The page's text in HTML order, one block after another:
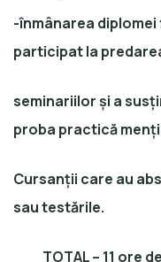
-înmânarea
participat la
seminariilor și a
proba practică
Cursanții care au
sau testările.
TOTAL – 11 ore